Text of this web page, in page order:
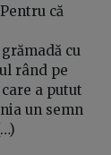
că
cu
rând pe
a putut
un semn